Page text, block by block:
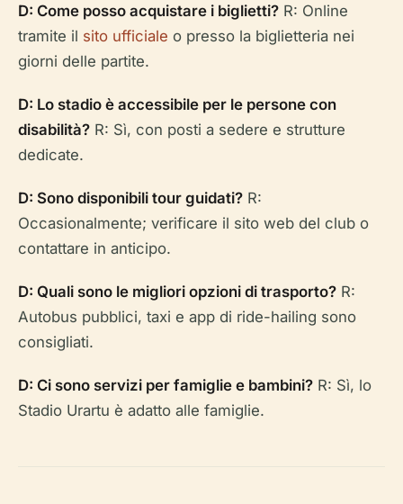
D: Come posso acquistare i biglietti? R: Online
tramite il sito ufficiale o presso la biglietteria nei
giorni delle partite.
D: Lo stadio è accessibile per le persone con
disabilità? R: Sì, con posti a sedere e strutture
dedicate.
D: Sono disponibili tour guidati? R:
Occasionalmente; verificare il sito web del club o
contattare in anticipo.
D: Quali sono le migliori opzioni di trasporto? R:
Autobus pubblici, taxi e app di ride-hailing sono
consigliati.
D: Ci sono servizi per famiglie e bambini? R: Sì, lo
Stadio Urartu è adatto alle famiglie.